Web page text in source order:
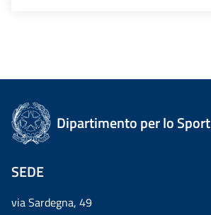
Dipartimento per lo Sport
SEDE
via Sardegna, 49